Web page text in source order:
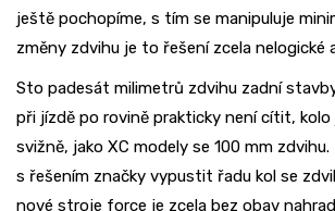
ještě pochopíme, s tím se manipuluje
změny zdvihu je to řešení zcela nelogické
Sto padesát milimetrů zdvihu zadní
při jízdě po rovině prakticky není cítit,
svižně, jako XC modely se 100 mm
s řešením značky vypustit řadu kol se
nové stroje force je zcela bez obav